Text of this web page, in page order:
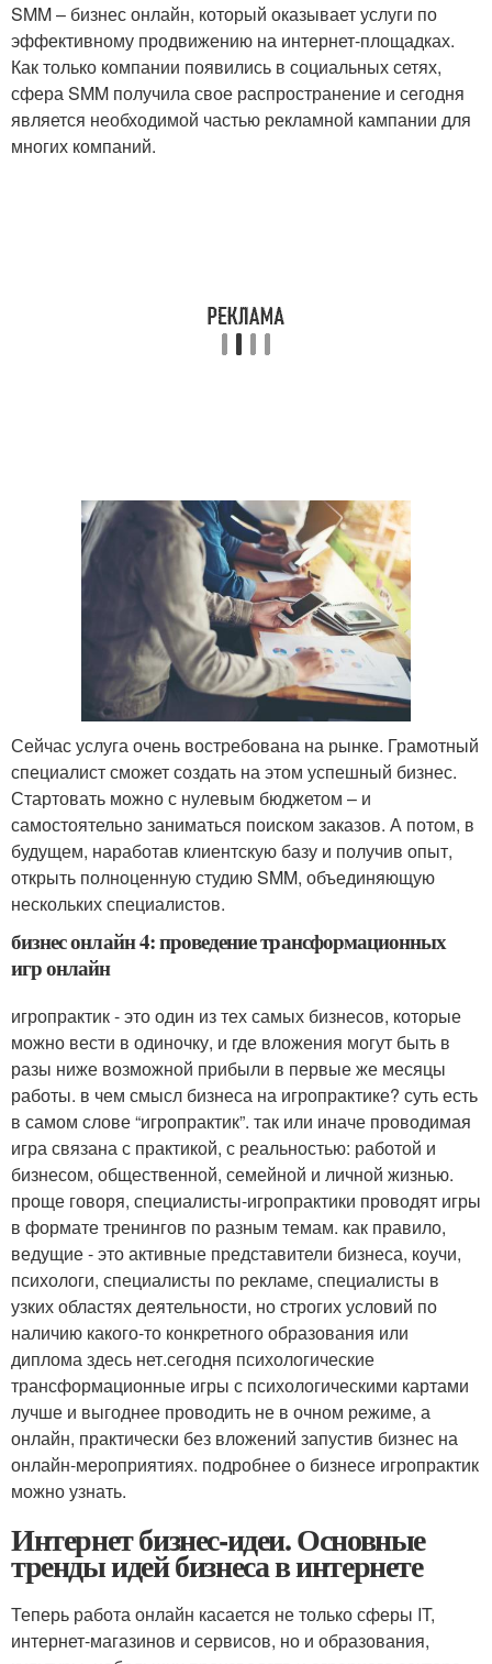
SMM – бизнес онлайн, который оказывает услуги по
эффективному продвижению на интернет-площадках.
Как только компании появились в социальных сетях,
сфера SMM получила свое распространение и сегодня
является необходимой частью рекламной кампании для
многих компаний.
Сейчас услуга очень востребована на рынке. Грамотный
специалист сможет создать на этом успешный бизнес.
Стартовать можно с нулевым бюджетом – и
самостоятельно заниматься поиском заказов. А потом, в
будущем, наработав клиентскую базу и получив опыт,
открыть полноценную студию SMM, объединяющую
нескольких специалистов.
бизнес онлайн 4: проведение трансформационных
игр онлайн
игропрактик - это один из тех самых бизнесов, которые
можно вести в одиночку, и где вложения могут быть в
разы ниже возможной прибыли в первые же месяцы
работы. в чем смысл бизнеса на игропрактике? суть есть
в самом слове “игропрактик”. так или иначе проводимая
игра связана с практикой, с реальностью: работой и
бизнесом, общественной, семейной и личной жизнью.
проще говоря, специалисты-игропрактики проводят игры
в формате тренингов по разным темам. как правило,
ведущие - это активные представители бизнеса, коучи,
психологи, специалисты по рекламе, специалисты в
узких областях деятельности, но строгих условий по
наличию какого-то конкретного образования или
диплома здесь нет.сегодня психологические
трансформационные игры с психологическими картами
лучше и выгоднее проводить не в очном режиме, а
онлайн, практически без вложений запустив бизнес на
онлайн-мероприятиях. подробнее о бизнесе игропрактик
можно узнать.
Интернет бизнес-идеи. Основные
тренды идей бизнеса в интернете
Теперь работа онлайн касается не только сферы IT,
интернет-магазинов и сервисов, но и образования,